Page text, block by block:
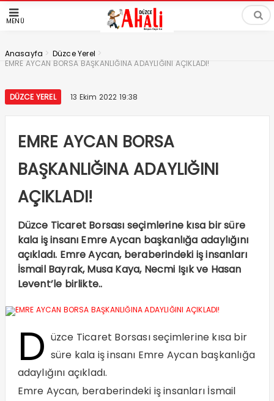
MENÜ
Anasayfa > Düzce Yerel >
EMRE AYCAN BORSA BAŞKANLIĞINA ADAYLIĞINI AÇIKLADI!
DÜZCE YEREL 13 Ekim 2022 19:38
EMRE AYCAN BORSA
BAŞKANLIĞINA ADAYLIĞINI
AÇIKLADI!
Düzce Ticaret Borsası seçimlerine kısa bir süre
kala iş insanı Emre Aycan başkanlığa adaylığını
açıkladı. Emre Aycan, beraberindeki iş insanları
İsmail Bayrak, Musa Kaya, Necmi Işık ve Hasan
Levent’le birlikte..
D üzce Ticaret Borsası seçimlerine kısa bir
süre kala iş insanı Emre Aycan başkanlığa
adaylığını açıkladı.
Emre Aycan, beraberindeki iş insanları İsmail